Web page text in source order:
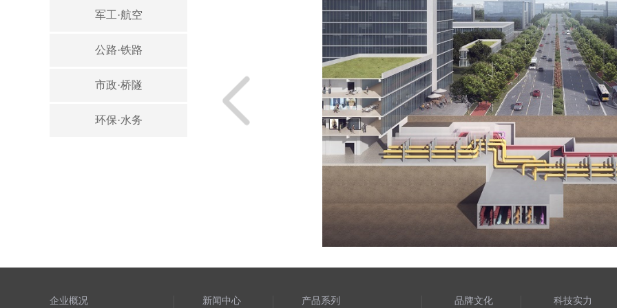
军工·航空
公路·铁路
市政·桥隧
环保·水务
企业概况 新闻中心 产品系列 品牌文化 科技实力